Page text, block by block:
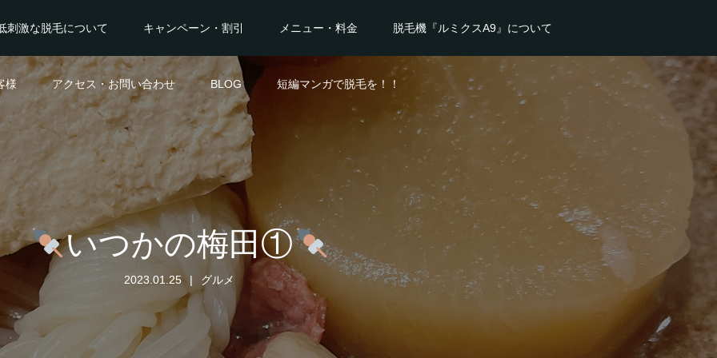
刺激な脱毛について キャンペーン・割引 メニュー・料金 脱毛機『ルミクスA9』について
様 アクセス・お問い合わせ BLOG 短編マンガで脱毛を！！
いつかの梅田①
2023.01.25 グルメ